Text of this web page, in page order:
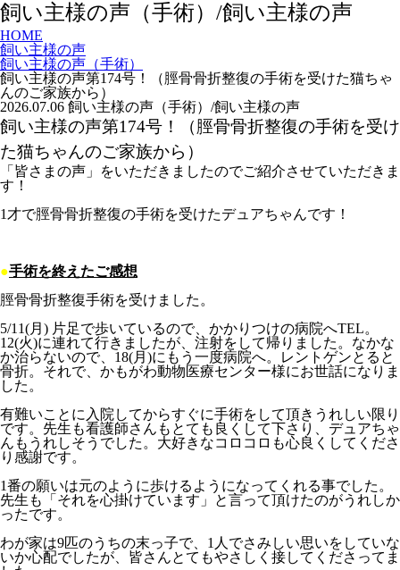
飼い主様の声（手術）/飼い主様の声
HOME
飼い主様の声
飼い主様の声（手術）
飼い主様の声第174号！（脛骨骨折整復の手術を受けた猫ちゃ
んのご家族から）
2026.07.06 飼い主様の声（手術）/飼い主様の声
飼い主様の声第174号！（脛骨骨折整復の手術を受け
た猫ちゃんのご家族から）
「皆さまの声」をいただきましたのでご紹介させていただきま
す！
1才で脛骨骨折整復の手術を受けたデュアちゃんです！
●手術を終えたご感想
脛骨骨折整復手術を受けました。
5/11(月) 片足で歩いているので、かかりつけの病院へTEL。
12(火)に連れて行きましたが、注射をして帰りました。なかな
か治らないので、18(月)にもう一度病院へ。レントゲンとると
骨折。それで、かもがわ動物医療センター様にお世話になりま
した。
有難いことに入院してからすぐに手術をして頂きうれしい限り
です。先生も看護師さんもとても良くして下さり、デュアちゃ
んもうれしそうでした。大好きなコロコロも心良くしてくださ
り感謝です。
1番の願いは元のように歩けるようになってくれる事でした。
先生も「それを心掛けています」と言って頂けたのがうれしか
ったです。
わが家は9匹のうちの末っ子で、1人でさみしい思いをしていな
いか心配でしたが、皆さんとてもやさしく接してくださってま